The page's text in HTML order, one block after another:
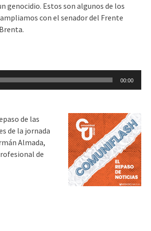
genocidio. Estos son algunos de los
con el senador del Frente
00:00
de las
de la jornada
Almada,
de